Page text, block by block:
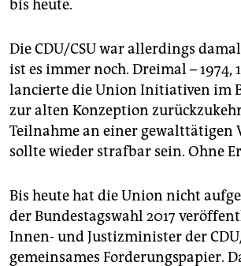
bis heute.
Die CDU/CSU war allerdings
ist es immer noch. Dreimal – 1974,
lancierte die Union Initiativen im
zur alten Konzeption
Teilnahme an einer gewalttätigen
sollte wieder strafbar sein. Ohne
Bis heute hat die Union nicht
der Bundestagswahl 2017
Innen- und Justizminister der
gemeinsames Forderungspapier.